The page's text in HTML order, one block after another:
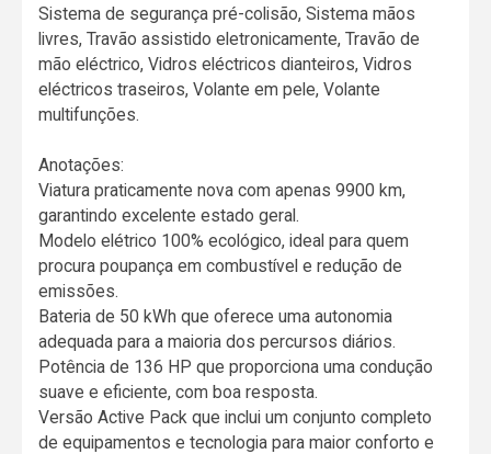
Sistema de segurança pré-colisão, Sistema mãos
livres, Travão assistido eletronicamente, Travão de
mão eléctrico, Vidros eléctricos dianteiros, Vidros
eléctricos traseiros, Volante em pele, Volante
multifunções.
Anotações:
Viatura praticamente nova com apenas 9900 km,
garantindo excelente estado geral.
Modelo elétrico 100% ecológico, ideal para quem
procura poupança em combustível e redução de
emissões.
Bateria de 50 kWh que oferece uma autonomia
adequada para a maioria dos percursos diários.
Potência de 136 HP que proporciona uma condução
suave e eficiente, com boa resposta.
Versão Active Pack que inclui um conjunto completo
de equipamentos e tecnologia para maior conforto e